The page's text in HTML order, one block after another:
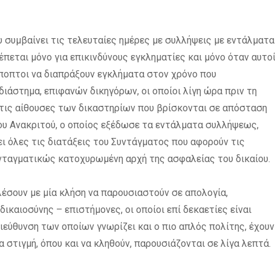
τις τελευταίες ημέρες με συλλήψεις με εντάλματα
μόνο για επικινδύνους εγκληματίες και μόνο όταν αυτοί
να διαπράξουν εγκλήματα στον χρόνο που
επιφανών δικηγόρων, οι οποίοι λίγη ώρα πριν τη
αίθουσες των δικαστηρίων που βρίσκονται σε απόσταση
Ανακριτού, ο οποίος εξέδωσε τα εντάλματα συλλήψεως,
όλες τις διατάξεις του Συντάγματος που αφορούν τις
κατοχυρωμένη αρχή της ασφαλείας του δικαίου.
με μία κλήση να παρουσιαστούν σε απολογία,
– επιστήμονες, οι οποίοι επί δεκαετίες είναι
των οποίων γνωρίζει και ο πιο απλός πολίτης, έχουν
στιγμή, όπου και να κληθούν, παρουσιάζονται σε λίγα λεπτά.